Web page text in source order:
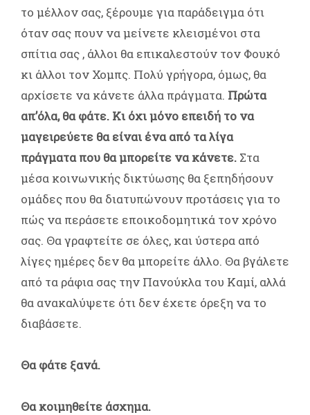
το μέλλον σας, ξέρουμε για παράδειγμα ότι
όταν σας πουν να μείνετε κλεισμένοι στα
σπίτια σας , άλλοι θα επικαλεστούν τον Φουκό
κι άλλοι τον Χομπς. Πολύ γρήγορα, όμως, θα
αρχίσετε να κάνετε άλλα πράγματα. Πρώτα
απ’όλα, θα φάτε. Κι όχι μόνο επειδή το να
μαγειρεύετε θα είναι ένα από τα λίγα
πράγματα που θα μπορείτε να κάνετε. Στα
μέσα κοινωνικής δικτύωσης θα ξεπηδήσουν
ομάδες που θα διατυπώνουν προτάσεις για το
πώς να περάσετε εποικοδομητικά τον χρόνο
σας. Θα γραφτείτε σε όλες, και ύστερα από
λίγες ημέρες δεν θα μπορείτε άλλο. Θα βγάλετε
από τα ράφια σας την Πανούκλα του Καμί, αλλά
θα ανακαλύψετε ότι δεν έχετε όρεξη να το
διαβάσετε.
Θα φάτε ξανά.
Θα κοιμηθείτε άσχημα.